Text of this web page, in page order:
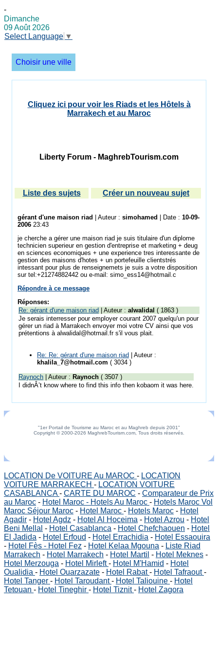
-
Dimanche
09 Août 2026
Select Language ▼
Choisir une ville
Cliquez ici pour voir les Riads et les Hôtels à
Marrakech et au Maroc
Liberty Forum - MaghrebTourism.com
Liste des sujets Créer un nouveau sujet
gérant d'une maison riad | Auteur : simohamed | Date : 10-09-
2006 23:43
je cherche a gérer une maison riad je suis titulaire d'un diplome
technicien superieur en gestion d'entreprise et marketing + deug
en sciences economiques + une experience tres interessante de
gestion des maisons d'hotes + un portefeuille clientstrés
intessant pour plus de renseignemets je suis a votre disposition
sur tel:+21274882442 ou e-mail: simo_ess14@hotmail.c
Répondre à ce message
Réponses:
Re: gérant d'une maison riad | Auteur : alwalidal ( 1863 )
Je serais interresser pour employer courant 2007 quelqu'un pour
gérer un riad à Marrakech envoyer moi votre CV ainsi que vos
prétentions à alwalidal@hotmail.fr s'il vous plait.
Re: Re: gérant d'une maison riad | Auteur :
khalila_7@hotmail.com ( 3034 )
Raynoch | Auteur : Raynoch ( 3507 )
I didnÂ’t know where to find this info then kobaom it was here.
"1er Portail de Tourisme au Maroc et au Maghreb depuis 2001"
Copyright © 2000-2026 MaghrebTourism.com, Tous droits réservés.
LOCATION De VOITURE Au MAROC - LOCATION
VOITURE MARRAKECH - LOCATION VOITURE
CASABLANCA- CARTE DU MAROC - Comparateur de Prix
au Maroc - Hotel Maroc - Hotels Au Maroc - Hotels Maroc Vol
Maroc Séjour Maroc - Hotel Maroc - Hotels Maroc - Hotel
Agadir - Hotel Agdz - Hotel Al Hoceima - Hotel Azrou - Hotel
Beni Mellal - Hotel Casablanca - Hotel Chefchaouen - Hotel
El Jadida - Hotel Erfoud - Hotel Errachidia - Hotel Essaouira
- Hotel Fès - Hotel Fez - Hotel Kelaa Mgouna - Liste Riad
Marrakech - Hotel Marrakech - Hotel Martil - Hotel Meknes -
Hotel Merzouga - Hotel Mirleft- Hotel M'Hamid - Hotel
Oualidia - Hotel Ouarzazate - Hotel Rabat- Hotel Tafraout-
Hotel Tanger - Hotel Taroudant- Hotel Taliouine - Hotel
Tetouan - Hotel Tineghir - Hotel Tiznit- Hotel Zagora